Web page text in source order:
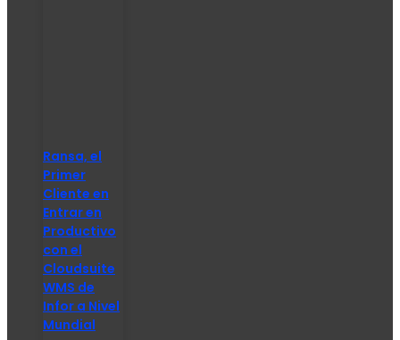
Ransa, el
Primer
Cliente en
Entrar en
Productivo
con el
Cloudsuite
WMS de
Infor a Nivel
Mundial